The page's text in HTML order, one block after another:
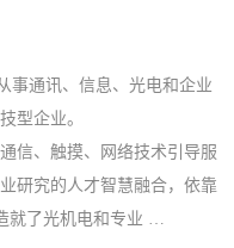
通讯、信息、光电和企业
技型企业。
信、触摸、网络技术引导服
研究的人才智慧融合，依靠
就了光机电和专业 …